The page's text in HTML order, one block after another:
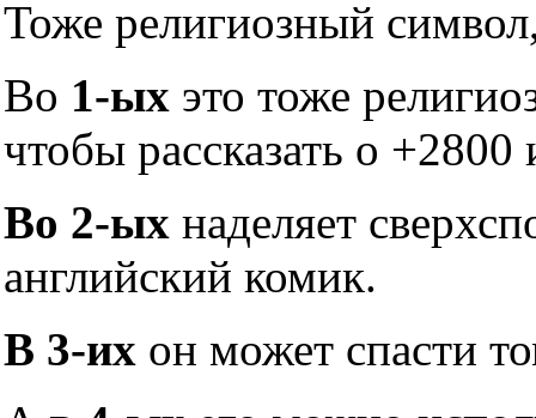
Тоже религиозный
Во 1-ых это тоже
чтобы рассказать о +2800
Во 2-ых наделяет
английский комик.
В 3-их он может спасти